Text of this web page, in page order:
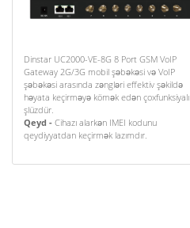
Dinstar UC2000-VE-8G 8 Port GSM VoIP
Gateway 2G/3G mobil şəbəkəsi və VoIP
şəbəkəsi arasında zəngləri effektiv şəkildə
həyata keçirməyə kömək edən çoxfunksiyalı
şlüzdür.
Qeyd - Cihazı alarkən IMEI kodunu
qeydiyyatdan keçirmək lazımdır.